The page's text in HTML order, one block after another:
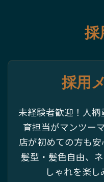
採
採用
未経験者歓迎！人
育担当がマンツー
店が初めての方も安
髪型・髪色自由、
しゃれを楽